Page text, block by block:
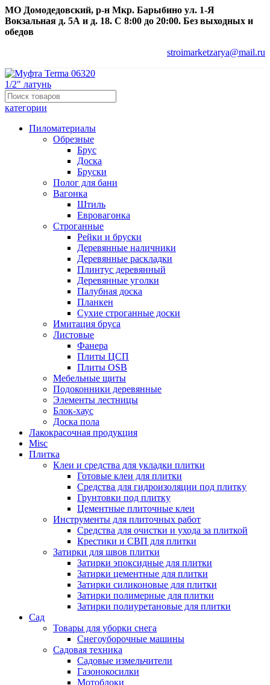
МО Домодедовский, р-н Мкр. Барыбино ул. 1-Я
Вокзальная д. 5А и д. 18. С 8:00 до 20:00. Без выходных и
обедов
stroimarketzarya@mail.ru
категории
Пиломатериалы
Обрезные
Брус
Доска
Бруски
Полог для бани
Вагонка
Штиль
Евровагонка
Строганные
Рейки и бруски
Деревянные наличники
Деревянные раскладки
Плинтус деревянный
Деревянные уголки
Палубная доска
Планкен
Сухие строганные доски
Имитация бруса
Листовые
Фанера
Плиты ЦСП
Плиты OSB
Мебельные щиты
Подоконники деревянные
Элементы лестницы
Блок-хаус
Доска пола
Лакокрасочная продукция
Misc
Плитка
Клеи и средства для укладки плитки
Готовые клеи для плитки
Средства для гидроизоляции под плитку
Грунтовки под плитку
Цементные плиточные клеи
Инструменты для плиточных работ
Средства для очистки и ухода за плиткой
Крестики и СВП для плитки
Затирки для швов плитки
Затирки эпоксидные для плитки
Затирки цементные для плитки
Затирки силиконовые для плитки
Затирки полимерные для плитки
Затирки полиуретановые для плитки
Сад
Товары для уборки снега
Снегоуборочные машины
Садовая техника
Садовые измельчители
Газонокосилки
Мотоблоки